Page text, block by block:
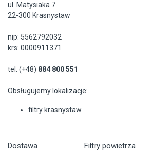
ul. Matysiaka 7
22-300 Krasnystaw
nip: 5562792032
krs: 0000911371
tel. (+48) 884 800 551
Obsługujemy lokalizacje:
filtry krasnystaw
Dostawa Filtry powietrza